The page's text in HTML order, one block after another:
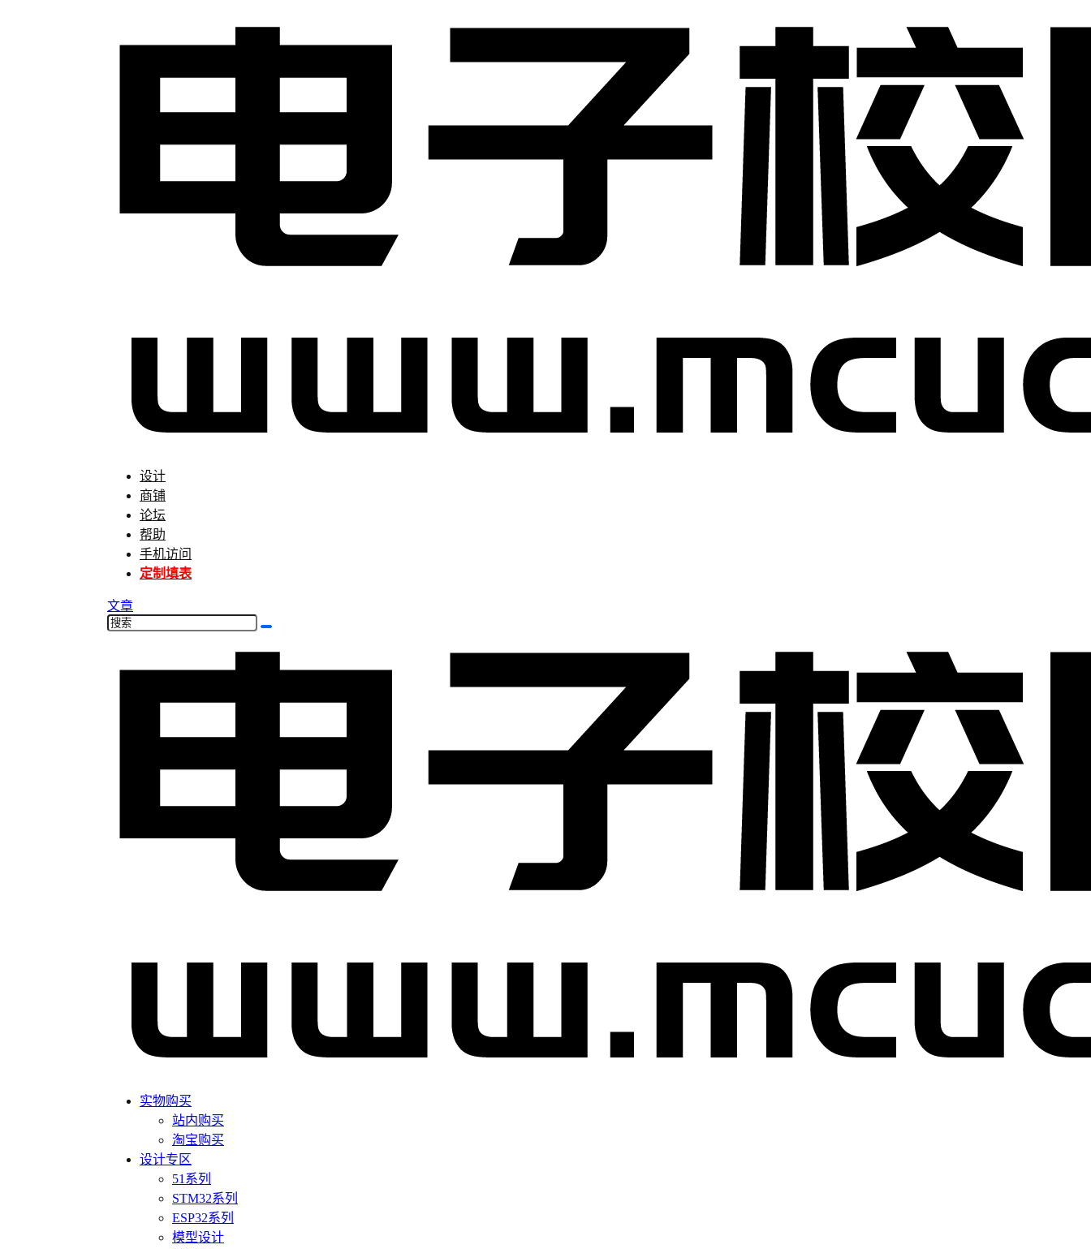
设计
商铺
论坛
帮助
手机访问
定制填表
文章
实物购买
站内购买
淘宝购买
设计专区
51系列
STM32系列
ESP32系列
模型设计